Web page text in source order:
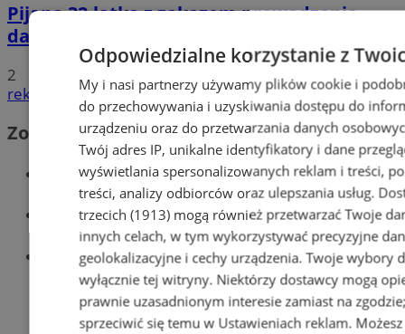
Pijana 32-latka z zakazem prowadzenia
dachowała na DK 88 w Zabrzu
2
reklama
Zobacz również
Wiadomości kryminalne w Zabrzu
Wiadomości lokalne
Wiadomości sportowe
Odpowiedzialne korzystanie z
My i nasi partnerzy używamy plików cookie i
do przechowywania i uzyskiwania dostępu do
urządzeniu oraz do przetwarzania danych
Twój adres IP, unikalne identyfikatory i dane
wyświetlania spersonalizowanych reklam i treści,
treści, analizy odbiorców oraz ulepszania usług.
trzecich (1913) mogą również przetwarzać Twoje
innych celach, w tym wykorzystywać precyzyjne
geolokalizacyjne i cechy urządzenia. Twoje wybory
wyłącznie tej witryny. Niektórzy dostawcy mogą
prawnie uzasadnionym interesie zamiast na
sprzeciwić się temu w Ustawieniach reklam.